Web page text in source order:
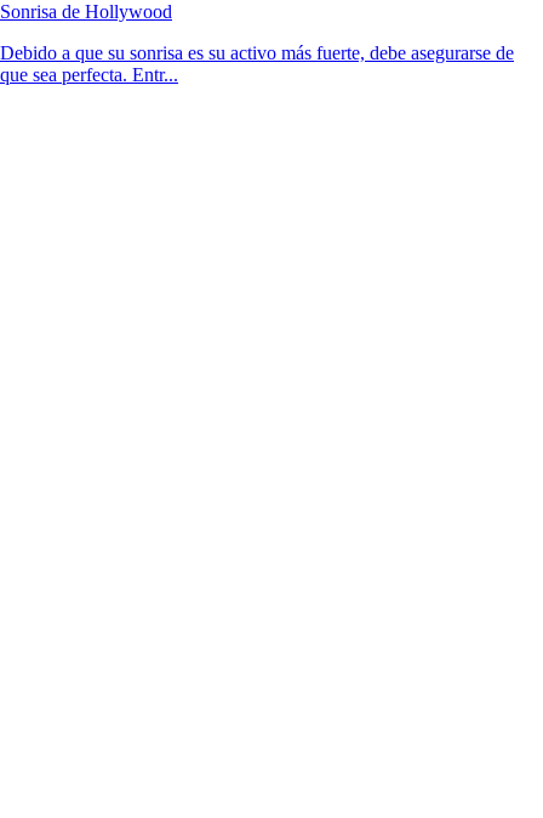
Sonrisa de Hollywood
Debido a que su sonrisa es su activo más fuerte, debe asegurarse de
que sea perfecta. Entr...